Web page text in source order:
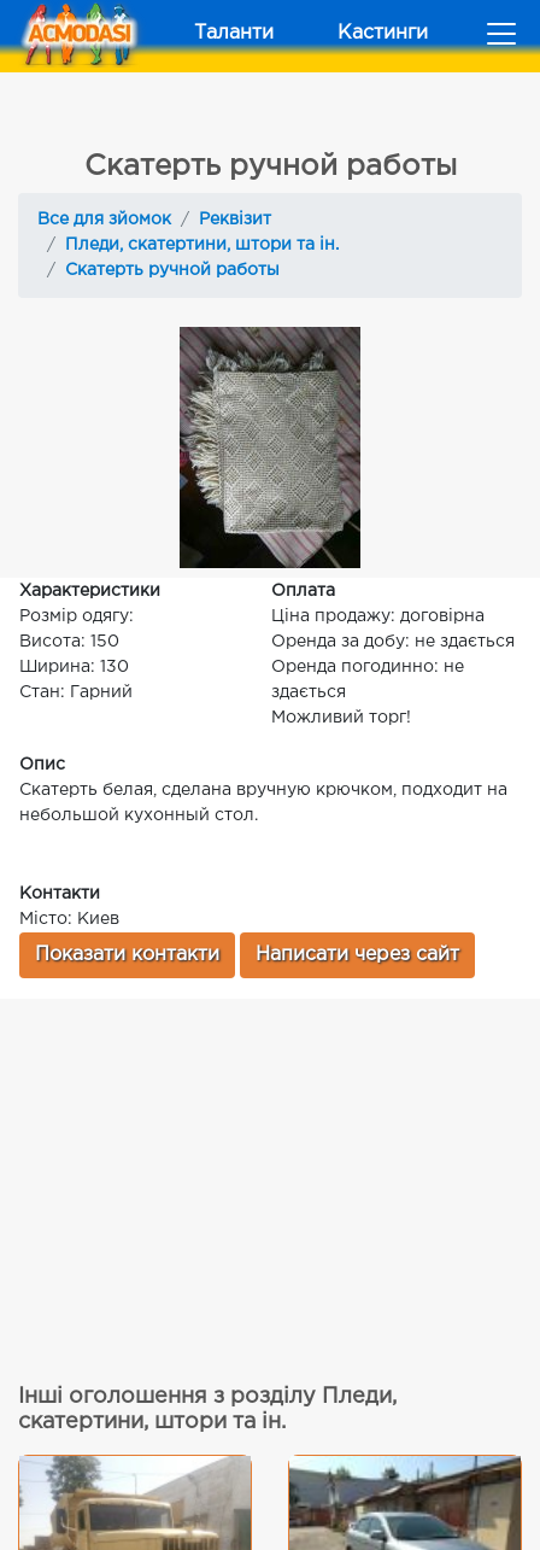
Таланти Кастинги
Скатерть ручной работы
Все для зйомок
Реквізит
Пледи, скатертини, штори та ін.
Скатерть ручной работы
Характеристики
Розмір одягу:
Висота: 150
Ширина: 130
Стан: Гарний
Оплата
Ціна продажу: договірна
Оренда за добу: не здається
Оренда погодинно: не
здається
Можливий торг!
Опис
Скатерть белая, сделана вручную крючком, подходит на
небольшой кухонный стол.
Контакти
Місто: Киев
Показати контакти Написати через сайт
Інші оголошення з розділу Пледи,
скатертини, штори та ін.